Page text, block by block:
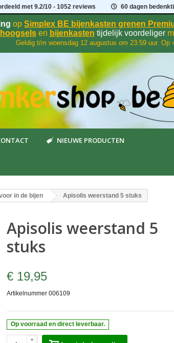
met 9.2/10 - 1052 reviews 60 dagen
op Simplex BE bijenkasten grenen
hoogselsen bijenkasten tijdelijk voordeliger
Geldig t/m woensdag 12 augustus om 23:59 uur. Op
NIEUWE PRODUCTEN
in de bijen Apisolis weerstand 5 stuks
Apisolis weerstand 5
stuks
€ 19,95
Artikelnummer 006109
Op voorraad en direct leverbaar.
+